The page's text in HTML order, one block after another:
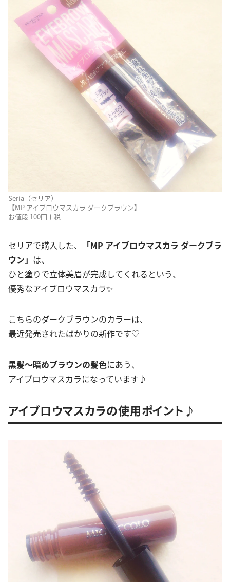
Seria（セリア）
【MP アイブロウマスカラ ダークブラウン】
お値段 100円＋税
セリアで購入した、
「MP アイブロウマスカラ ダークブラ
ウン」 は、
ひと塗りで立体美眉が完成してくれるという、
優秀なアイブロウマスカラ✨
こちらのダークブラウンのカラーは、
最近発売されたばかりの新作です♡
黒髪～暗めブラウンの髪色にあう、
アイブロウマスカラになっています♪
アイブロウマスカラの使用ポイント♪